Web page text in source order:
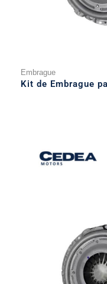
Embrague
Kit de Embrague